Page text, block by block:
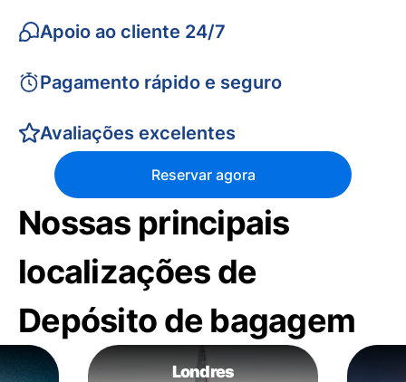
Apoio ao cliente 24/7
Pagamento rápido e seguro
Avaliações excelentes
Reservar agora
Nossas principais
localizações de
Depósito de bagagem
Londres